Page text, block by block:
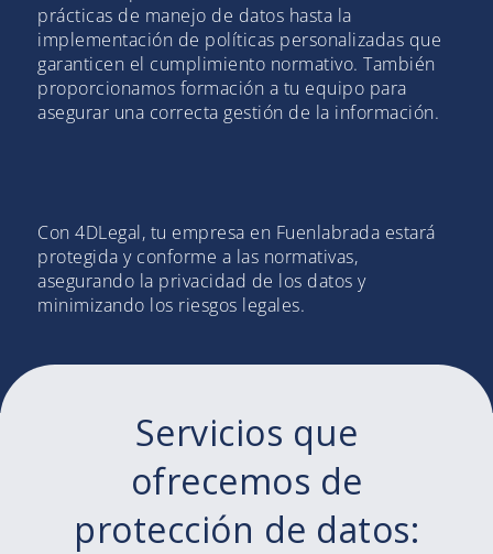
prácticas de manejo de datos hasta la
implementación de políticas personalizadas que
garanticen el cumplimiento normativo. También
proporcionamos formación a tu equipo para
asegurar una correcta gestión de la información.
Con 4DLegal, tu empresa en Fuenlabrada estará
protegida y conforme a las normativas,
asegurando la privacidad de los datos y
minimizando los riesgos legales.
Servicios que
ofrecemos de
protección de datos: